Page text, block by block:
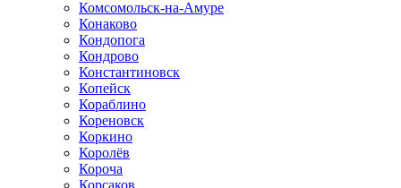
Комсомольск-на-Амуре
Конаково
Кондопога
Кондрово
Константиновск
Копейск
Кораблино
Кореновск
Коркино
Королёв
Короча
Корсаков